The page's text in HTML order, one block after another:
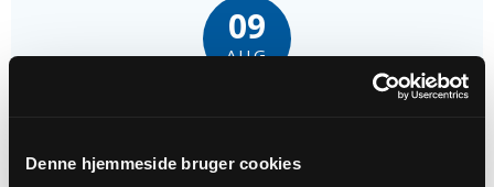
Denne hjemmeside bruger cookies
09
AUG
Lisbet Helding